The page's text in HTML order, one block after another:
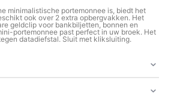
minimalistische portemonnee is, biedt het
ook over 2 extra opbergvakken. Het
geldclip voor bankbiljetten, bonnen en
portemonnee past perfect in uw broek. Het
datadiefstal. Sluit met kliksluiting.